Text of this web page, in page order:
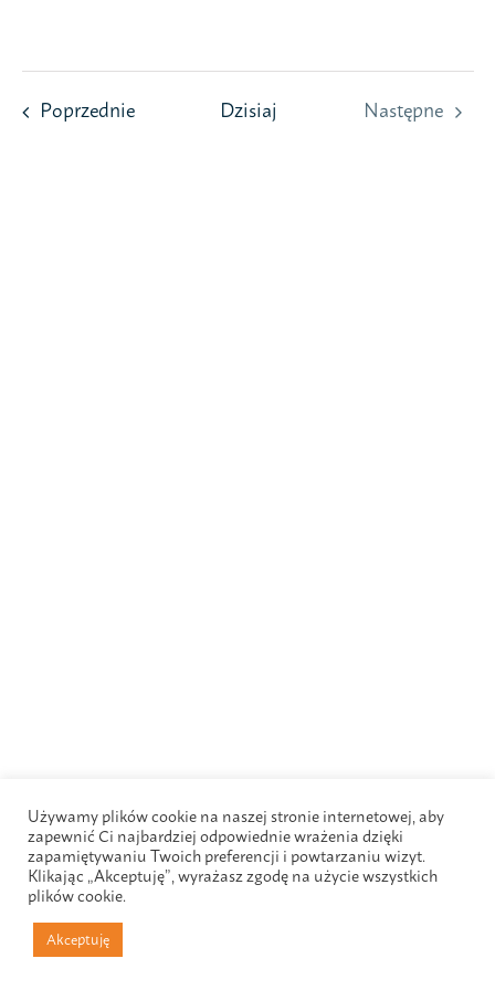
PoprzednieWydarzeniaDzisiaj
Następne
Używamy plików cookie na naszej stronie internetowej, aby
zapewnić Ci najbardziej odpowiednie wrażenia dzięki
zapamiętywaniu Twoich preferencji i powtarzaniu wizyt.
Klikając „Akceptuję”, wyrażasz zgodę na użycie wszystkich
plików cookie.
Akceptuję